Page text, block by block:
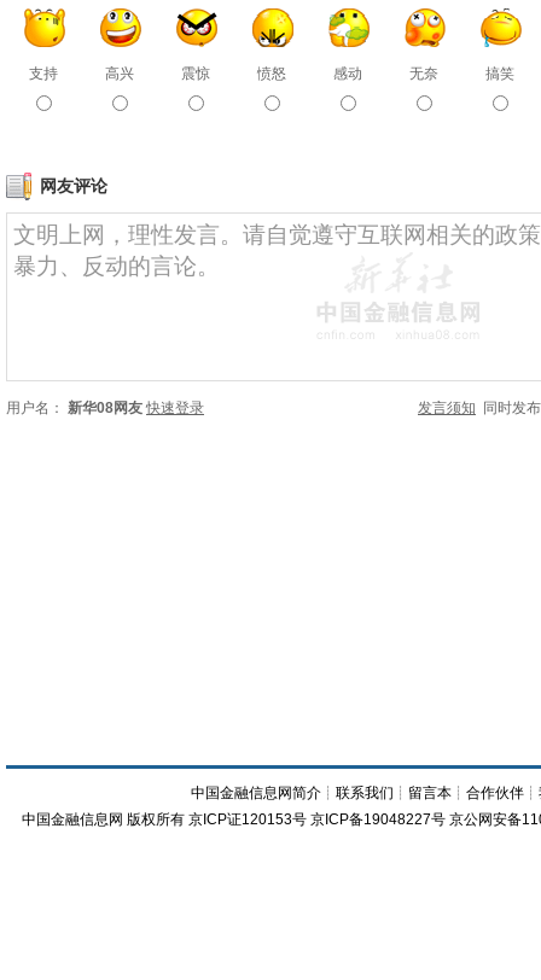
支持 高兴 震惊 愤怒 感动 无奈 搞笑
网友评论
用户名： 新华08网友 快速登录 发言须知 同时发
中国金融信息网简介 ┊联系我们 ┊ 留言本 ┊合作伙伴 ┊
中国金融信息网 版权所有 京ICP证120153号 京ICP备19048227号 京公网安备